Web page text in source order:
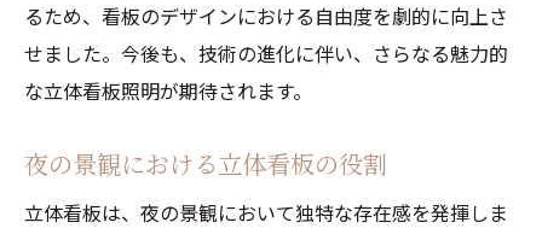
技術進化がもたらす新しい可能性
るため、看板のデザインにおける自由度を劇的に向上さ
せました。今後も、技術の進化に伴い、さらなる魅力的
な立体看板照明が期待されます。
夜の景観における立体看板の役割
立体看板は、夜の景観において独特な存在感を発揮しま